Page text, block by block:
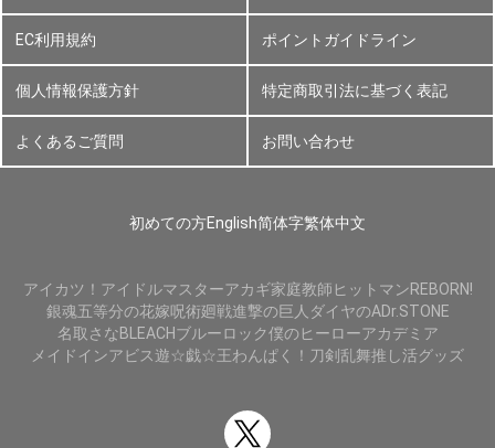
EC利用規約 ポイントガイドライン
個人情報保護方針 特定商取引法に基づく表記
よくあるご質問 お問い合わせ
初めての方English简体字繁体中文
アイカツ！ アイドルマスターアカギ家庭教師ヒットマンREBORN!
銀魂五等分の花嫁呪術廻戦進撃の巨人 ダイヤのADr.STONE
名取さなBLEACHブルーロック僕のヒーローアカデミア
メイドインアビス遊☆戯☆王わんぱく！刀剣乱舞推し活グッズ